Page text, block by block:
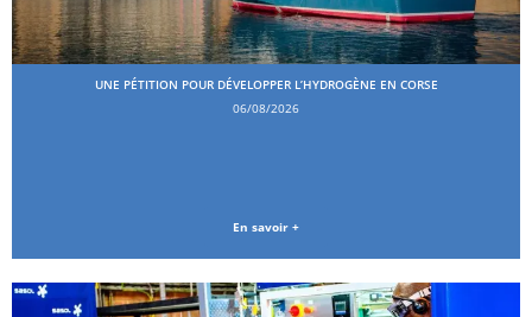
UNE PÉTITION POUR DÉVELOPPER L’HYDROGÈNE EN CORSE
06/08/2026
En savoir +